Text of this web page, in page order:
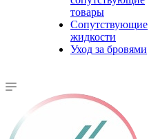
товары
Сопутствующие
жидкости
Уход за бровями